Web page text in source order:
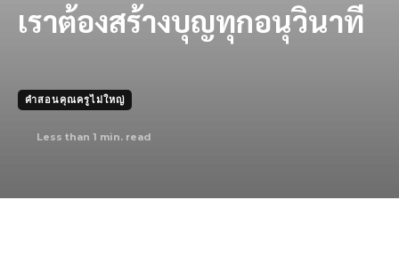
เราต้องสร้างบุญทุกอนุวินาที
คำสอนคุณครูไม่ใหญ่
Less than 1 min. read